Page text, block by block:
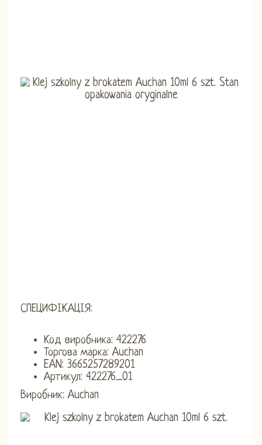
СПЕЦИФІКАЦІЯ:
Код виробника: 422276
Торгова марка: Auchan
EAN: 3665257289201
Артикул: 422276_01
Виробник: Auchan